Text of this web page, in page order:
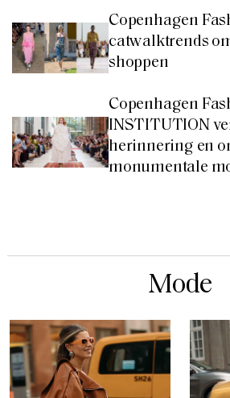
Copenhagen
catwalktrends
shoppen
Copenhagen
INSTITUTION
herinnering en
monumentale
Mode